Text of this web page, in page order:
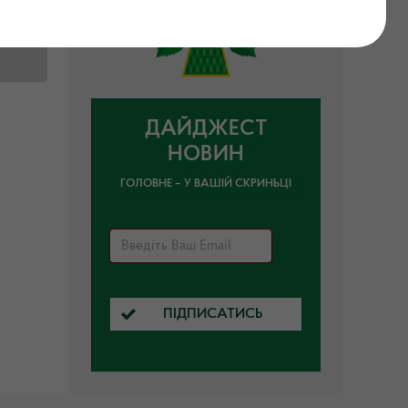
ДАЙДЖЕСТ
НОВИН
ГОЛОВНЕ – У ВАШІЙ СКРИНЬЦІ
ПІДПИСАТИСЬ